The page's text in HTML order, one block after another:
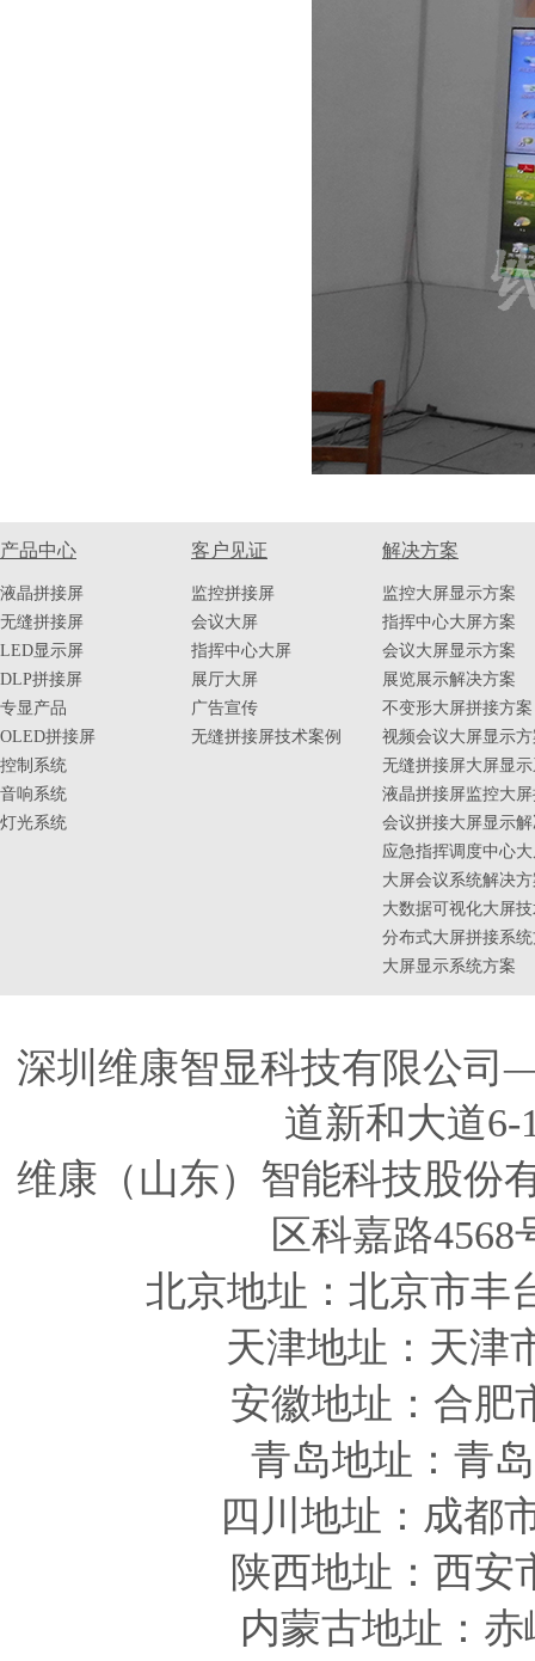
产品中心
液晶拼接屏
无缝拼接屏
LED显示屏
DLP拼接屏
专显产品
OLED拼接屏
控制系统
音响系统
灯光系统
客户见证
监控拼接屏
会议大屏
指挥中心大屏
展厅大屏
广告宣传
无缝拼接屏技术案例
解决方案
监控大屏显示方案
指挥中心大屏方案
会议大屏显示方案
展览展示解决方案
不变形大屏拼接方案
视频会议大屏显示
无缝拼接屏大屏显
液晶拼接屏监控大
会议拼接大屏显示
应急指挥调度中心
大屏会议系统解决
大数据可视化大屏
分布式大屏拼接系
大屏显示系统方案
深圳维康智显科技有限公
道新和大道6-
维康（山东）智能科技股
区科嘉路
北京地址：北京市丰
天津地址 ：天津
安徽地址 ：合
青岛地址 ：青
四川 地址 ：成都
陕西地址 ：西
内蒙古地址：